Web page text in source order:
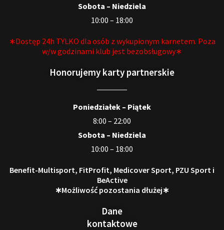
Sobota – Niedziela
10:00 – 18:00
∗Dostęp 24h TYLKO dla osób z wykupionym karnetem. Poza
w/w godzinami klub jest bezobsługowy∗
Honorujemy karty partnerskie
Poniedziałek – Piątek
8:00 – 22:00
Sobota – Niedziela
10:00 – 18:00
Benefit-Multisport, FitProfit, Medicover Sport, PZU Sport i
BeActive
∗Możliwość pozostania dłużej∗
Dane
kontaktowe